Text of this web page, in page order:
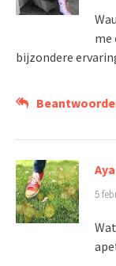
me
bijzondere
Aya
5